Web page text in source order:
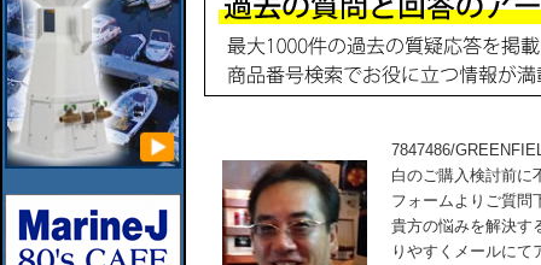
7847486/
白のご購入検討前に
フォームよりご質問
貴方の悩みを解決す
りやすくメールにて